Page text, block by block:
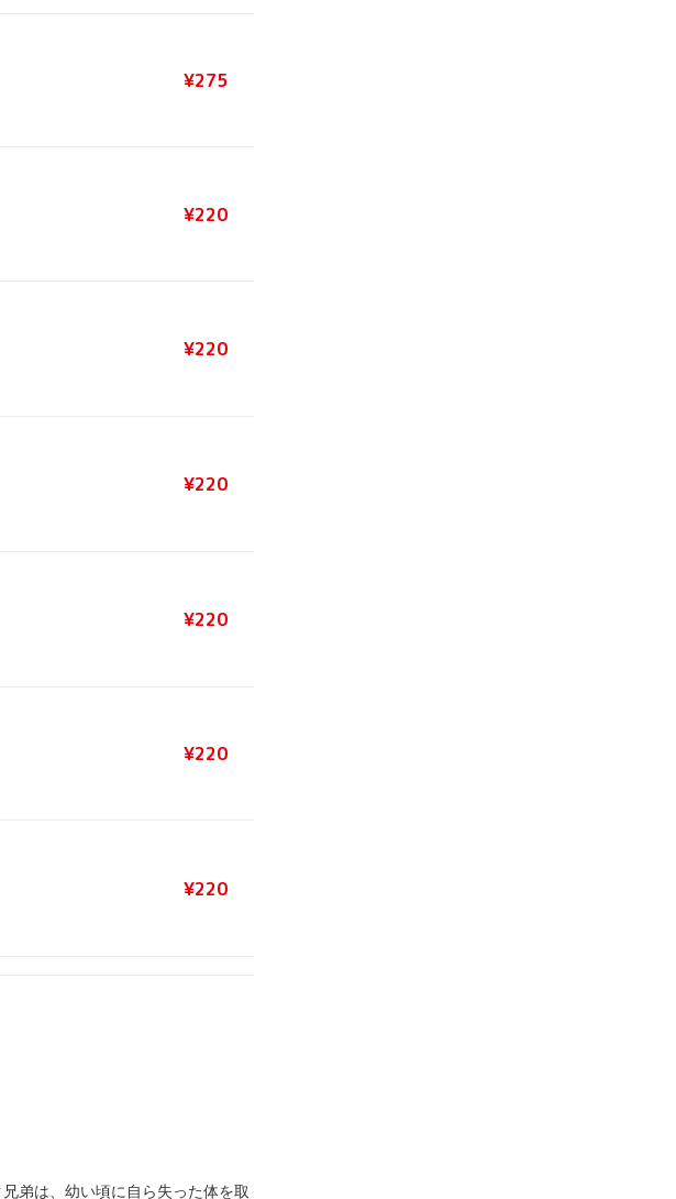
¥275
¥220
¥220
¥220
¥220
¥220
¥220
弟は、幼い頃に自ら失った体を取